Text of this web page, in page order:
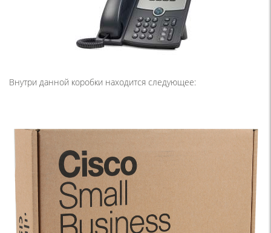
Внутри данной коробки находится следующее: